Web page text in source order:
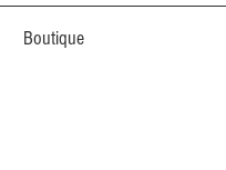
Boutique